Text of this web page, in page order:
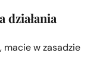
działania
w zasadzie